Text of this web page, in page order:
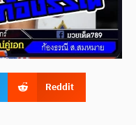
Reddit